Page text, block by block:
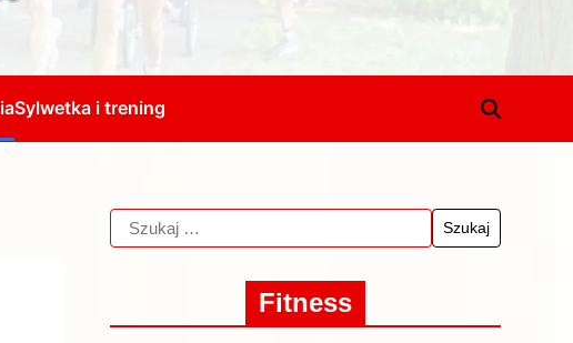
Sylwetka i trening
Fitness